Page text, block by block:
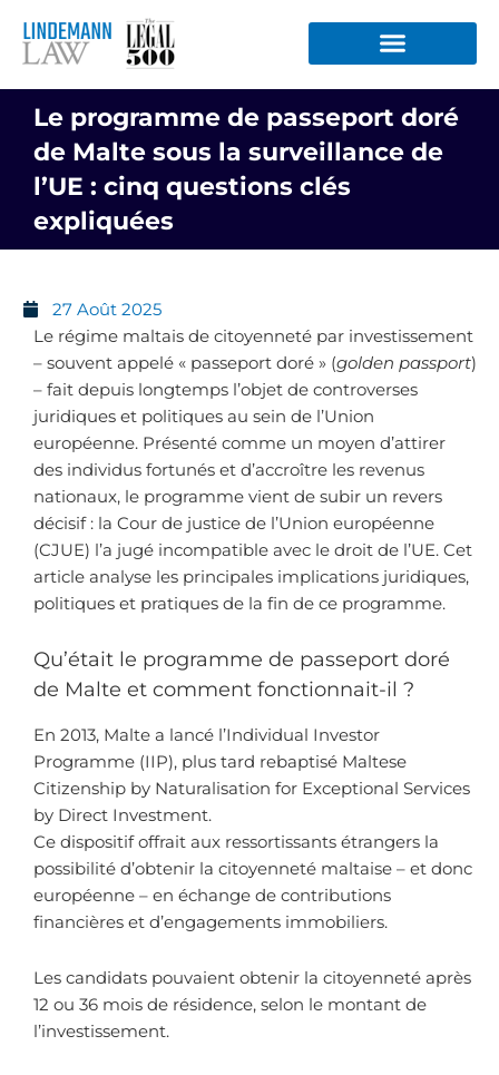
contenu
Le programme de passeport doré
de Malte sous la surveillance de
l’UE : cinq questions clés
expliquées
27 Août 2025
Le régime maltais de citoyenneté par investissement
– souvent appelé « passeport doré » (golden passport)
– fait depuis longtemps l’objet de controverses
juridiques et politiques au sein de l’Union
européenne. Présenté comme un moyen d’attirer
des individus fortunés et d’accroître les revenus
nationaux, le programme vient de subir un revers
décisif : la Cour de justice de l’Union européenne
(CJUE) l’a jugé incompatible avec le droit de l’UE. Cet
article analyse les principales implications juridiques,
politiques et pratiques de la fin de ce programme.
Qu’était le programme de passeport doré
de Malte et comment fonctionnait-il ?
En 2013, Malte a lancé l’Individual Investor
Programme (IIP), plus tard rebaptisé Maltese
Citizenship by Naturalisation for Exceptional Services
by Direct Investment.
Ce dispositif offrait aux ressortissants étrangers la
possibilité d’obtenir la citoyenneté maltaise – et donc
européenne – en échange de contributions
financières et d’engagements immobiliers.
Les candidats pouvaient obtenir la citoyenneté après
12 ou 36 mois de résidence, selon le montant de
l’investissement.